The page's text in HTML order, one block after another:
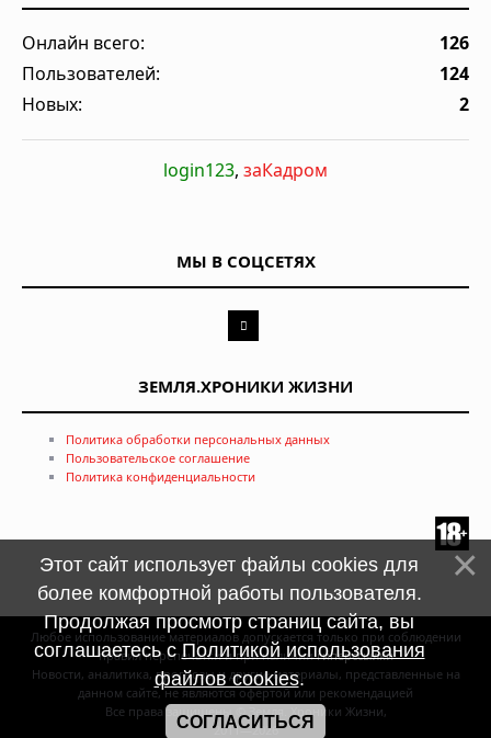
Онлайн всего:
126
Пользователей:
124
Новых:
2
login123, заКадром
МЫ В СОЦСЕТЯХ
ЗЕМЛЯ.ХРОНИКИ ЖИЗНИ
Политика обработки персональных данных
Пользовательское соглашение
Политика конфиденциальности
Любое использование материалов допускается только при соблюдении
правил перепечатки и при наличиигиперссылки
Новости, аналитика, прогнозы и другие материалы, представленные на
данном сайте, не являются офертой или рекомендацией
Все права защищены © Земля. Хроники Жизни,
2011—2026
Этот сайт использует файлы cookies для
более комфортной работы пользователя.
Продолжая просмотр страниц сайта, вы
соглашаетесь сПолитикой использования
файлов cookies.
СОГЛАСИТЬСЯ